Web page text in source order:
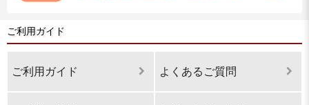
ご利用ガイド
ご利用ガイド よくあるご質問